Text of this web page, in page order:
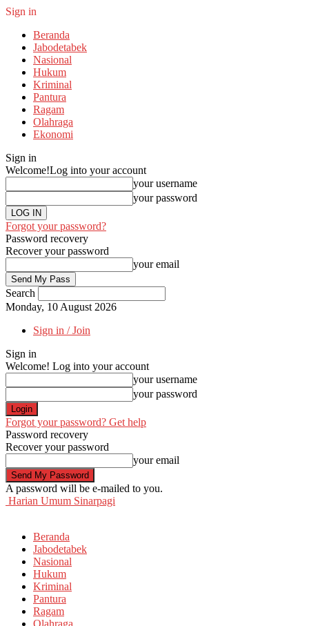
Sign in
Beranda
Jabodetabek
Nasional
Hukum
Kriminal
Pantura
Ragam
Olahraga
Ekonomi
Sign in
Welcome!Log into your account
your username
your password
Forgot your password?
Password recovery
Recover your password
your email
Search
Monday, 10 August 2026
Sign in / Join
Sign in
Welcome! Log into your account
your username
your password
Forgot your password? Get help
Password recovery
Recover your password
your email
A password will be e-mailed to you.
Harian Umum Sinarpagi
Beranda
Jabodetabek
Nasional
Hukum
Kriminal
Pantura
Ragam
Olahraga